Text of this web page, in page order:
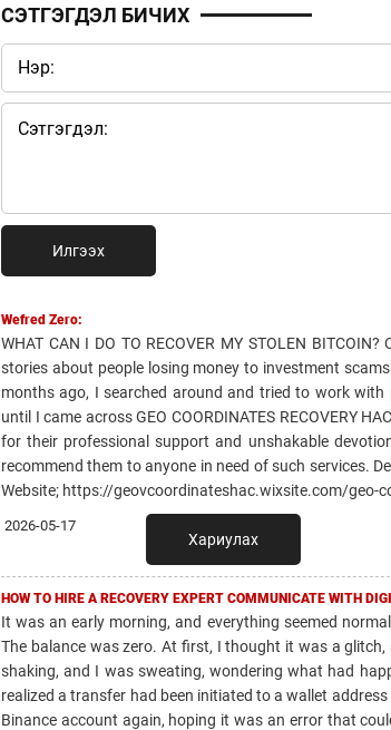
СЭТГЭГДЭЛ БИЧИХ
Илгээх
Wefred Zero:
WHAT CAN I DO TO RECOVER MY STOLEN
stories about people losing money to investment
months ago, I searched around and tried to work
until I came across GEO COORDINATES RECOVERY
for their professional support and unshakable
recommend them to anyone in need of such services.
Website; https://geovcoordinateshac.wixsite.com/geo-
2026-05-17
Хариулах
HOW TO HIRE A RECOVERY EXPERT COMMUNICATE WITH
It was an early morning, and everything seemed
The balance was zero. At first, I thought it was a
shaking, and I was sweating, wondering what had
realized a transfer had been initiated to a wallet
Binance account again, hoping it was an error that